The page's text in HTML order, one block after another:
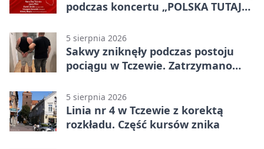
podczas koncertu „POLSKA TUTAJ
5 sierpnia 2026
Sakwy zniknęły podczas postoju
pociągu w Tczewie. Zatrzymano
5 sierpnia 2026
Linia nr 4 w Tczewie z korektą
rozkładu. Część kursów znika